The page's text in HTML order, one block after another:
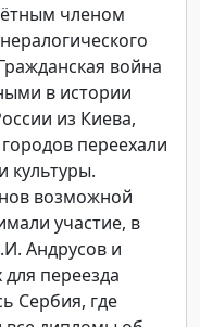
членом
война
в истории
из Киева,
переехали
культуры.
возможной
участие, в
Андрусов и
переезда
Сербия, где